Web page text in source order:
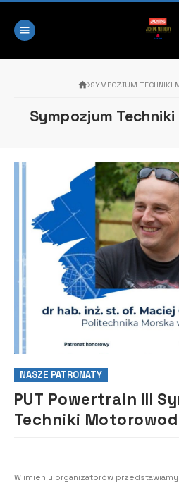
SYMPOZJUM TECHNIKI
Sympozjum
NASZE PATRONATY
PUT Powertrain III
Techniki
W imieniu organizatorów